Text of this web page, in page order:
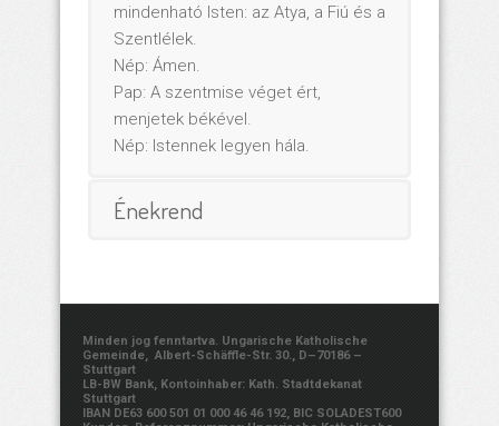
mindenható Isten: az Atya, a Fiú és a
Szentlélek.
Nép: Ámen.
Pap: A szentmise véget ért,
menjetek békével.
Nép: Istennek legyen hála.
Énekrend
Minden jog fenntartva. Ungarische Katholische
Gemeinde, Albert-Schäffle-Str. 30., D–70186 –
Stuttgart
LB-BW Bank, Kontoinhaber: Kath. Stadtdekanat
Stuttgart
IBAN DE63 600 501 01 000 46 46 192, BIC SOLADEST600